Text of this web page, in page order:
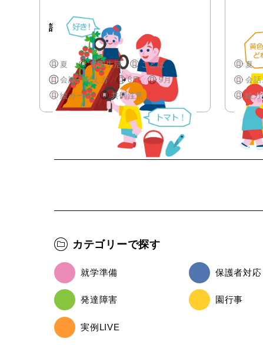
語彙を増やすあそび②
夏 集団生活
ことば
会話、伝え方
8月
9月
絵カード
共同注意
語彙
夏
会
絵
カテゴリーで探す
就学準備 保護者対応
発達障害 園行事
実例LIVE